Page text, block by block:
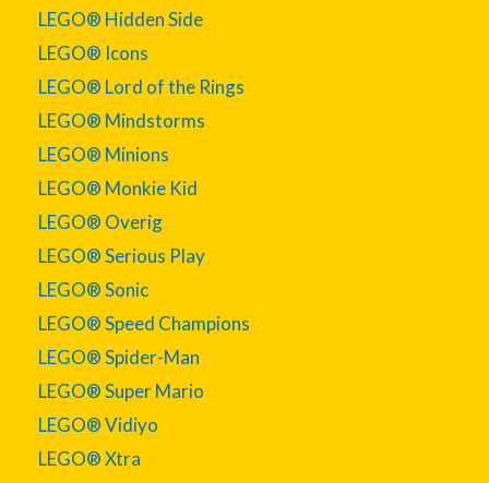
LEGO® Hidden Side
LEGO® Icons
LEGO® Lord of the Rings
LEGO® Mindstorms
LEGO® Minions
LEGO® Monkie Kid
LEGO® Overig
LEGO® Serious Play
LEGO® Sonic
LEGO® Speed Champions
LEGO® Spider-Man
LEGO® Super Mario
LEGO® Vidiyo
LEGO® Xtra